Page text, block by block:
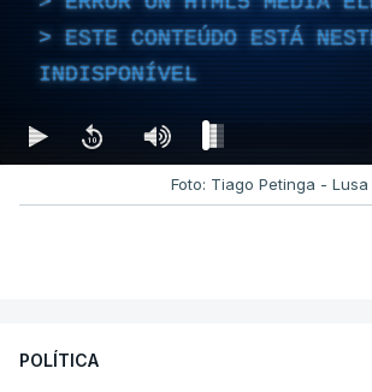
ESTE CONTEÚDO ESTÁ
INDISPONÍVEL
Foto: Tiago Petinga - Lusa
POLÍTICA